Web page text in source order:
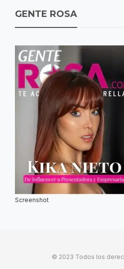
GENTE ROSA
Screenshot
© 2023 Todos los